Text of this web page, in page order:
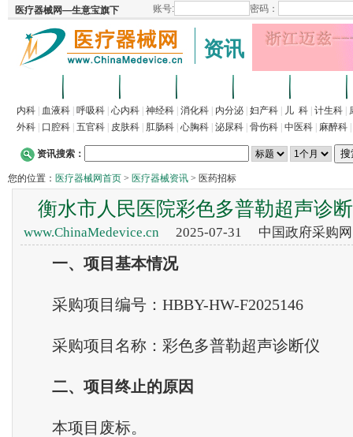
资讯
内科 血液科 呼吸科 心内科 神经科 消化科 内分泌 妇产科 儿 科 计生科
外科
口腔科 五官科 皮肤科 肛肠科 心胸科 泌尿科 骨伤科 中医科 麻醉科
资讯搜索：
您的位置： 医疗器械网首页 > 医疗器械资讯 > 医药招标
衡水市人民医院彩色多普勒超声诊
www.ChinaMedevice.cn2025-07-31 中国政府采购
一、项目基本情况
采购项目编号：HBBY-HW-F2025146
采购项目名称：彩色多普勒超声诊断仪
二、项目终止的原因
本项目废标。